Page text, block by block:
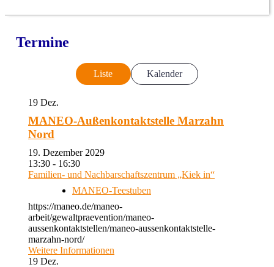
Termine
Liste Kalender
19 Dez.
MANEO-Außenkontaktstelle Marzahn
Nord
19. Dezember 2029
13:30 - 16:30
Familien- und Nachbarschaftszentrum „Kiek in“
MANEO-Teestuben
https://maneo.de/maneo-
arbeit/gewaltpraevention/maneo-
aussenkontaktstellen/maneo-aussenkontaktstelle-
marzahn-nord/
Weitere Informationen
19 Dez.